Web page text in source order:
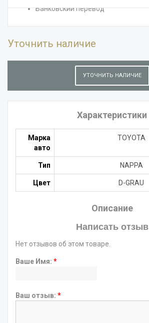
Банковский перевод
Уточнить наличие
УТОЧНИТЬ НАЛИЧИЕ
Характеристики
Марка
авто
TOYOTA
Тип NAPPA
Цвет D-GRAU
Описание
Написать отзыв
Нет отзывов об этом товаре.
Ваше Имя: *
Ваш отзыв: *